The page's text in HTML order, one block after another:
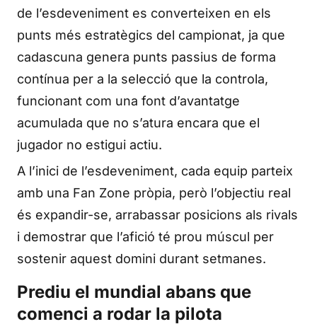
de l’esdeveniment es converteixen en els
punts més estratègics del campionat, ja que
cadascuna genera punts passius de forma
contínua per a la selecció que la controla,
funcionant com una font d’avantatge
acumulada que no s’atura encara que el
jugador no estigui actiu.
A l’inici de l’esdeveniment, cada equip parteix
amb una Fan Zone pròpia, però l’objectiu real
és expandir-se, arrabassar posicions als rivals
i demostrar que l’afició té prou múscul per
sostenir aquest domini durant setmanes.
Prediu el mundial abans que
comenci a rodar la pilota